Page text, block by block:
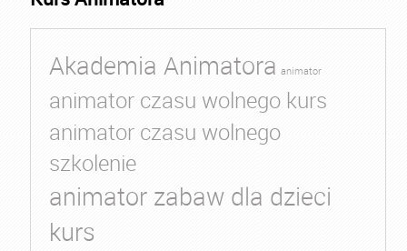
Akademia Animatora animator
animator czasu wolnego kurs
animator czasu wolnego
szkolenie
animator zabaw dla dzieci
kurs